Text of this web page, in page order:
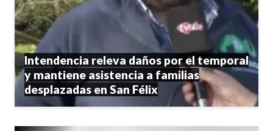
Intendencia releva daños por el temporal
y mantiene asistencia a familias
desplazadas en San Félix